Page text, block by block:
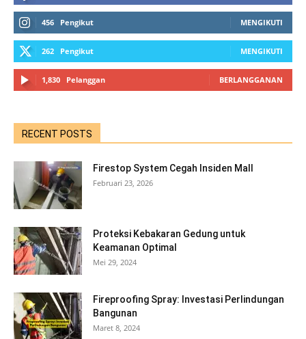
456 Pengikut MENGIKUTI
262 Pengikut MENGIKUTI
1,830 Pelanggan BERLANGGANAN
RECENT POSTS
Firestop System Cegah Insiden Mall
Februari 23, 2026
Proteksi Kebakaran Gedung untuk
Keamanan Optimal
Mei 29, 2024
Fireproofing Spray: Investasi Perlindungan
Bangunan
Maret 8, 2024